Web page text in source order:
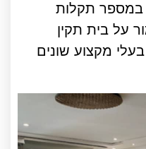
במספר תקלות
על בית תקין
מקצוע שונים